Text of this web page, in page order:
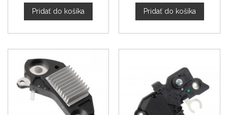
Pridať do košíka Pridať do košíka